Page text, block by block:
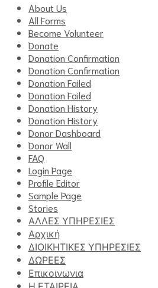
About Us
All Forms
Become Volunteer
Donate
Donation Confirmation
Donation Confirmation
Donation Failed
Donation Failed
Donation History
Donation History
Donor Dashboard
Donor Wall
FAQ
Login Page
Profile Editor
Sample Page
Stories
ΑΛΛΕΣ ΥΠΗΡΕΣΙΕΣ
Αρχική
ΔΙΟΙΚΗΤΙΚΕΣ ΥΠΗΡΕΣΙΕΣ
ΔΩΡΕΕΣ
Επικοινωνια
Η ΕΤΑΙΡΕΙΑ